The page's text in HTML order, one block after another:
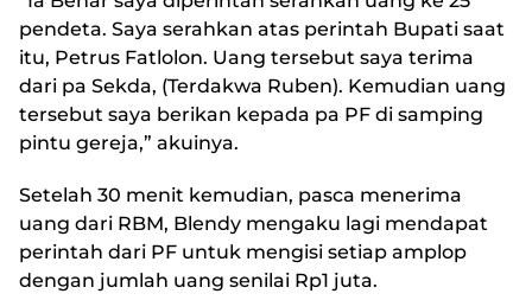
pendeta. Saya serahkan atas perintah Bupati saat
itu, Petrus Fatlolon. Uang tersebut saya terima
dari pa Sekda, (Terdakwa Ruben). Kemudian uang
tersebut saya berikan kepada pa PF di samping
pintu gereja,” akuinya.
Setelah 30 menit kemudian, pasca menerima
uang dari RBM, Blendy mengaku lagi mendapat
perintah dari PF untuk mengisi setiap amplop
dengan jumlah uang senilai Rp1 juta.